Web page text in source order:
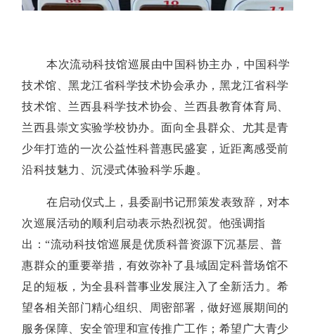
本次流动科技馆巡展由中国科协主办，中国科学
技术馆、黑龙江省科学技术协会承办，黑龙江省科学
技术馆、兰西县科学技术协会、兰西县教育体育局、
兰西县崇文实验学校协办。面向全县群众、尤其是青
少年打造的一次公益性科普惠民盛宴，近距离感受前
沿科技魅力、沉浸式体验科学乐趣。
在启动仪式上，县委副书记邢策发表致辞，对本
次巡展活动的顺利启动表示热烈祝贺。他强调指
出：“流动科技馆巡展是优质科普资源下沉基层、普
惠群众的重要举措，有效弥补了县域固定科普场馆不
足的短板，为全县科普事业发展注入了全新活力。希
望各相关部门精心组织、周密部署，做好巡展期间的
服务保障、安全管理和宣传推广工作；希望广大青少